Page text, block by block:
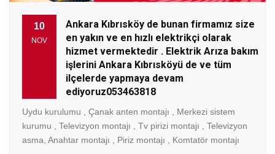
10
NOV
Ankara Kıbrısköy de bunan firmamız size
en yakın ve en hızlı elektrikçi olarak
hizmet vermektedir . Elektrik Arıza bakım
işlerini Ankara Kıbrısköyü de ve tüm
ilçelerde yapmaya devam
ediyoruz053463818
Uydu kurulumu , Çanak anten montajı , Merkezi sistem
kurumu , Televizyon montajı , Tv pirizi montajı , Televizyon
asma, Anahtar montajı , Piriz montajı , Komtatör montajı